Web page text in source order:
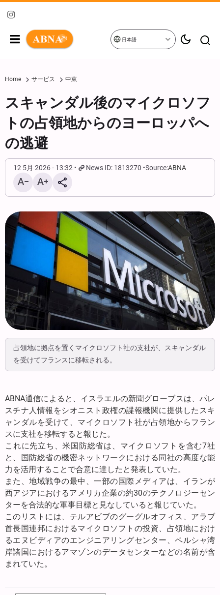
日本語
Home サービス 中東
スキャンダル後のマイクロソフ
トの占領地からのヨーロッパへ
の逃避
12 5月 2026 - 13:32 News ID: 1813270 Source:ABNA
占領地に拠点を置くマイクロソフト社の支社が、スキャンダル
を受けてフランスに移転される。
ABNA通信によると、イスラエルの新聞グローブスは、パレ
スチナ人情報をシオニスト政権の諜報機関に提供したスキ
ャンダルを受けて、マイクロソフト社が占領地からフラン
スに支社を移転すると報じた。
これに先立ち、米国防総省は、マイクロソフトを含む7社
と、国防総省の機密ネットワークにおける同社の高度な能
力を活用することで合意に達したと発表していた。
また、地域戦争の最中、一部の国際メディアは、イランが
西アジアにおけるアメリカ企業の約30のテクノロジーセン
ターを合法的な軍事目標と見なしていると報じていた。
このリストには、テルアビブのグーグルオフィス、アラブ
首長国連邦におけるマイクロソフトの投資、占領地におけ
るエヌビディアのエンジニアリングセンター、ペルシャ湾
岸諸国におけるアマゾンのデータセンターなどの名前が含
まれていた。